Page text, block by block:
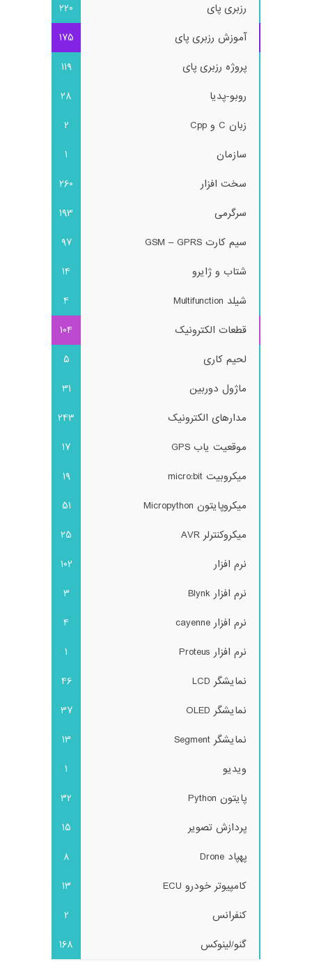
رزبری پای
220
آموزش رزبری پای
175
پروژه رزبری پای
119
روبو-پدیا
28
زبان C و Cpp
2
سازمان
1
سخت افزار
260
سرگرمی
193
سیم کارت GSM – GPRS
97
شتاب و ژایرو
14
شیلد Multifunction
4
قطعات الکترونیک
104
لحیم کاری
5
ماژول دوربین
31
مدارهای الکترونیک
243
موقعیت یاب GPS
17
میکروبیت micro:bit
19
میکروپایتون Micropython
51
میکروکنترلر AVR
25
نرم افزار
102
نرم افزار Blynk
3
نرم افزار cayenne
4
نرم افزار Proteus
1
نمایشگر LCD
46
نمایشگر OLED
37
نمایشگر Segment
13
ویدیو
1
پایتون Python
32
پردازش تصویر
15
پهپاد Drone
8
کامپیوتر خودرو ECU
13
کنفرانس
2
گنو/لینوکس
168